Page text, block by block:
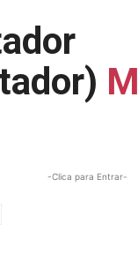
-Clica para Entrar-